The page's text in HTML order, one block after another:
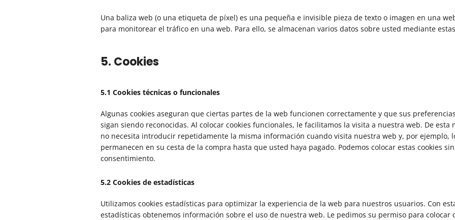
Una baliza web (o una etiqueta de píxel) es una pequeña e invisible pieza de texto o imagen en una
para monitorear el tráfico en una web. Para ello, se almacenan varios datos sobre usted mediante
5. Cookies
5.1 Cookies técnicas o funcionales
Algunas cookies aseguran que ciertas partes de la web funcionen correctamente y que sus
sigan siendo reconocidas. Al colocar cookies funcionales, le facilitamos la visita a nuestra web. De esta
no necesita introducir repetidamente la misma información cuando visita nuestra web y, por ejemplo,
permanecen en su cesta de la compra hasta que usted haya pagado. Podemos colocar estas cookies
consentimiento.
5.2 Cookies de estadísticas
Utilizamos cookies estadísticas para optimizar la experiencia de la web para nuestros usuarios. Con
estadísticas obtenemos información sobre el uso de nuestra web. Le pedimos su permiso para colocar